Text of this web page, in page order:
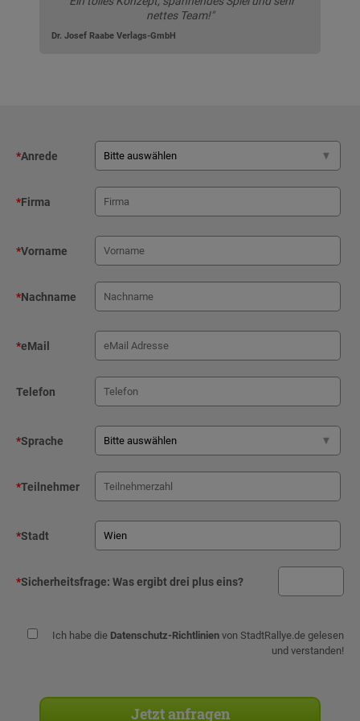
nettes Team!"
Dr. Josef Raabe Verlags-GmbH
*Anrede
*Firma
*Vorname
*Nachname
*eMail
Telefon
*Sprache
*Teilnehmer
*Stadt
*Sicherheitsfrage: Was ergibt drei plus eins?
Ich habe die Datenschutz-Richtlinien von StadtRallye.de gelesen
und verstanden!